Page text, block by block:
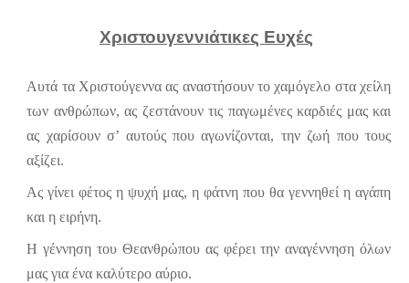
Χριστουγεννιάτικες Ευχές
Αυτά τα Χριστούγεννα ας αναστήσουν το χαμόγελο στα χείλη
των ανθρώπων, ας ζεστάνουν τις παγωμένες καρδιές μας και
ας χαρίσουν σ’ αυτούς που αγωνίζονται, την ζωή που τους
αξίζει.
Ας γίνει φέτος η ψυχή μας, η φάτνη που θα γεννηθεί η αγάπη
και η ειρήνη.
Η γέννηση του Θεανθρώπου ας φέρει την αναγέννηση όλων
μας για ένα καλύτερο αύριο.